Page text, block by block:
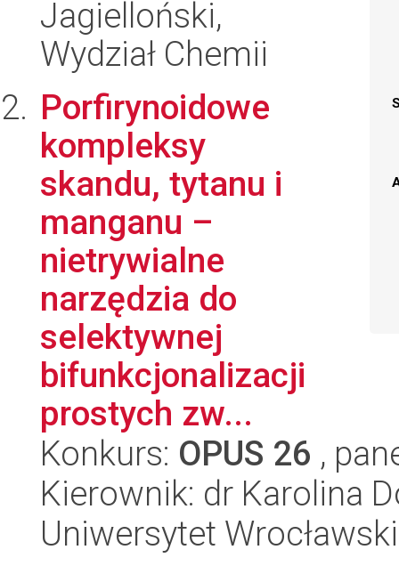
Jagielloński,
Wydział Chemii
Porfirynoidowe
kompleksy
skandu, tytanu i
manganu –
nietrywialne
narzędzia do
selektywnej
bifunkcjonalizacji
prostych zw...
Konkurs: OPUS 26 ,
Kierownik: dr Karolina
Uniwersytet